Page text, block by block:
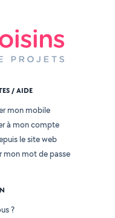
/ AIDE
mon mobile
à mon compte
le site web
mot de passe
?